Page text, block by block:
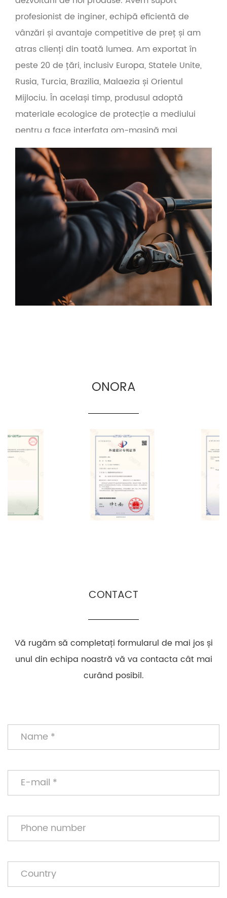
profesionist de inginer, echipă eficientă de
vânzări și avantaje competitive de preț și am
atras clienți din toată lumea. Am exportat în
peste 20 de țări, inclusiv Europa, Statele Unite,
Rusia, Turcia, Brazilia, Malaezia și Orientul
Mijlociu. În același timp, produsul adoptă
materiale ecologice de protecție a mediului
pentru a face interfața om-mașină mai
prietenoasă. Pe baza principiului calității în
primul rând și al serviciului în primul rând,
compania oferă servicii OEM și en-gros pentru
furnizorii de unelte de pescuit, comerțul
electronic cu unelte de pescuit și producătorii
transfrontalieri de unelte de pescuit.
ONORA
CONTACT
Vă rugăm să completați formularul de mai jos și
unul din echipa noastră vă va contacta cât mai
curând posibil.